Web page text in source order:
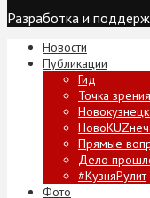
Разработка и
Новости
Публикации
Гид
Точка зрения
Прямые
Дело
#КузняРулит
Фото